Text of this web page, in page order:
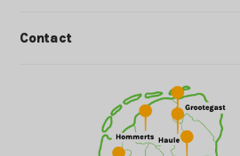
Contact